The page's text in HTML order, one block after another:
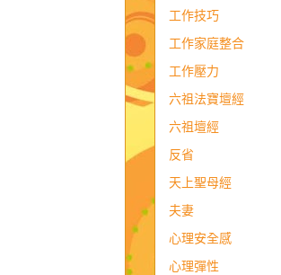
工作技巧
工作家庭整合
工作壓力
六祖法寶壇經
六祖壇經
反省
天上聖母經
夫妻
心理安全感
心理彈性